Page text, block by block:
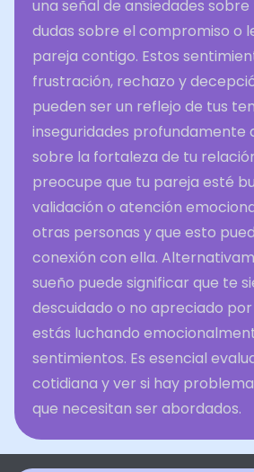
una señal de ansiedades
dudas sobre el compromiso o
pareja contigo. Estos
frustración, rechazo y
pueden ser un reflejo de tus
inseguridades profundamente
sobre la fortaleza de tu
preocupe que tu pareja esté
validación o atención
otras personas y que esto
conexión con ella.
sueño puede significar que te
descuidado o no apreciado
estás luchando
sentimientos. Es esencial
cotidiana y ver si hay
que necesitan ser abordados.